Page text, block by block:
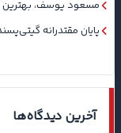
مسعود یوسف، بهترین
پایان مقتدرانه گیتی‌پسند
آخرین دیدگاه‌ها